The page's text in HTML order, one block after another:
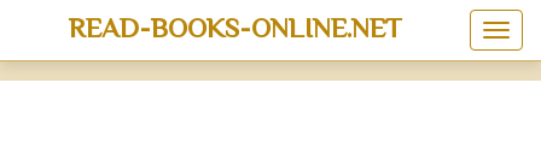
READ-BOOKS-ONLINE.NET